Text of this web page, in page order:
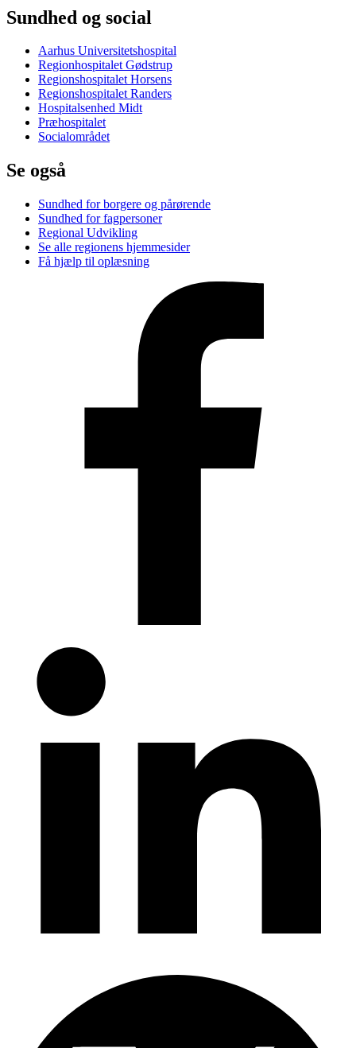
Sundhed og social
Aarhus Universitetshospital
Regionhospitalet Gødstrup
Regionshospitalet Horsens
Regionshospitalet Randers
Hospitalsenhed Midt
Præhospitalet
Socialområdet
Se også
Sundhed for borgere og pårørende
Sundhed for fagpersoner
Regional Udvikling
Se alle regionens hjemmesider
Få hjælp til oplæsning